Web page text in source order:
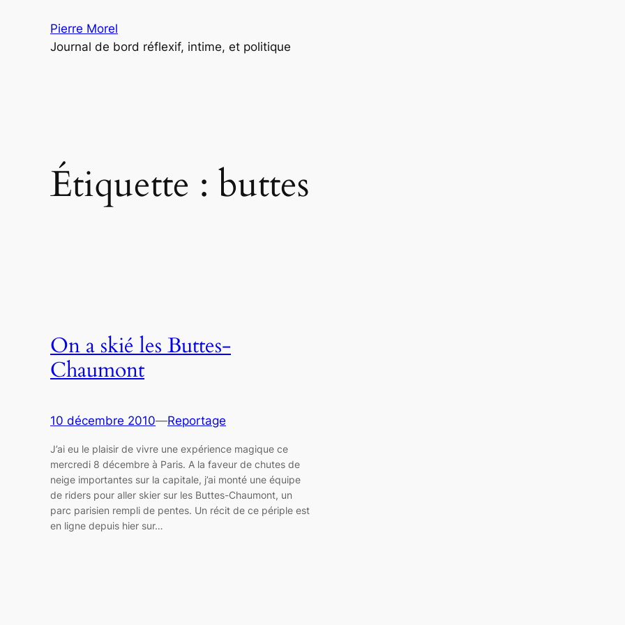
Pierre Morel
Journal de bord réflexif, intime, et politique
Étiquette : buttes
On a skié les Buttes-
Chaumont
10 décembre 2010—Reportage
J’ai eu le plaisir de vivre une expérience magique ce
mercredi 8 décembre à Paris. A la faveur de chutes de
neige importantes sur la capitale, j’ai monté une équipe
de riders pour aller skier sur les Buttes-Chaumont, un
parc parisien rempli de pentes. Un récit de ce périple est
en ligne depuis hier sur…